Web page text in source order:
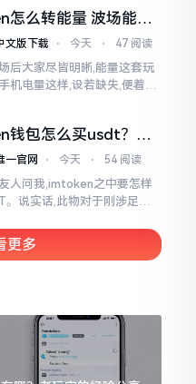
怎么转能量 波场能量
版下载 ⋅ 今天 ⋅ 47 阅读
后大家尽皆明晰,能量这套玩
机电量这样,设若缺失,便着实
钱包怎么买usdt？老
单三步搞定
官网 ⋅ 今天 ⋅ 54 阅读
人问我,imtoken之中要怎样
。说实话,此物对于刚涉足币
元以1:1挂钩
更多